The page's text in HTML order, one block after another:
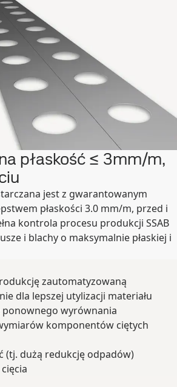
płaskość ≤ 3mm/m,
jest z gwarantowanym
płaskości 3.0 mm/m, przed i
kontrola procesu produkcji SSAB
i blachy o maksymalnie płaskiej i
zautomatyzowaną
dla lepszej utylizacji materiału
wyrównania
komponentów ciętych
(tj. dużą redukcję odpadów)